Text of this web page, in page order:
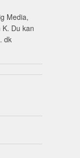
Media,
Du kan
dk